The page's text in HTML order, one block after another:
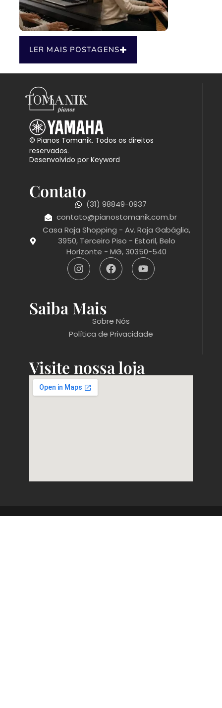
LER MAIS POSTAGENS
© Pianos Tomanik. Todos os direitos
reservados.
Desenvolvido por Keyword
Contato
(31) 98849-0937
contato@pianostomanik.com.br
Casa Raja Shopping - Av. Raja Gabáglia,
3950, Terceiro Piso - Estoril, Belo
Horizonte - MG, 30350-540
Saiba Mais
Sobre Nós
Política de Privacidade
Visite nossa loja